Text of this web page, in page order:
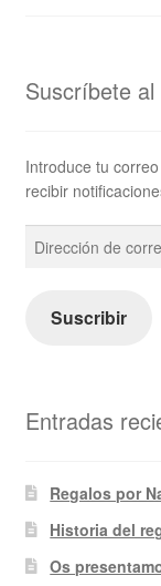
Suscríbete
Introduce tu
recibir
de
electrónico
Suscribir
Entradas
Regalos por
Historia del
Os